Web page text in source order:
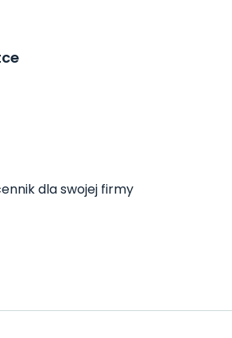
dla swojej firmy